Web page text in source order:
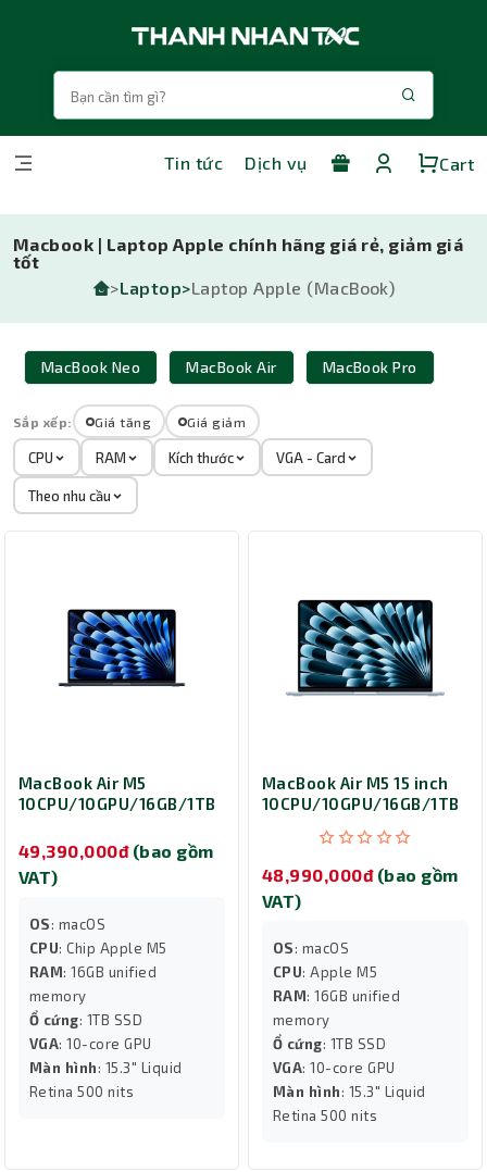
Tin tức Dịch vụ Cart
Macbook | Laptop Apple chính hãng giá rẻ, giảm giá
tốt
>Laptop>Laptop Apple (MacBook)
MacBook Neo MacBook Air MacBook Pro
Sắp xếp: Giá tăng Giá giảm
CPU RAM Kích thước VGA - Card
Theo nhu cầu
MacBook Air M5
10CPU/10GPU/16GB/1TB
49,390,000đ (bao gồm
VAT)
OS: macOS
CPU: Chip Apple M5
RAM: 16GB unified
memory
Ổ cứng: 1TB SSD
VGA: 10-core GPU
Màn hình: 15.3" Liquid
Retina 500 nits
MacBook Air M5 15 inch
10CPU/10GPU/16GB/1TB
48,990,000đ (bao gồm
VAT)
OS: macOS
CPU: Apple M5
RAM: 16GB unified
memory
Ổ cứng: 1TB SSD
VGA: 10-core GPU
Màn hình: 15.3" Liquid
Retina 500 nits